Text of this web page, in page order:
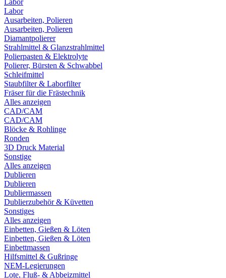
Labor
Labor
Ausarbeiten, Polieren
Ausarbeiten, Polieren
Diamantpolierer
Strahlmittel & Glanzstrahlmittel
Polierpasten & Elektrolyte
Polierer, Bürsten & Schwabbel
Schleifmittel
Staubfilter & Laborfilter
Fräser für die Frästechnik
Alles anzeigen
CAD/CAM
CAD/CAM
Blöcke & Rohlinge
Ronden
3D Druck Material
Sonstige
Alles anzeigen
Dublieren
Dublieren
Dubliermassen
Dublierzubehör & Küvetten
Sonstiges
Alles anzeigen
Einbetten, Gießen & Löten
Einbetten, Gießen & Löten
Einbettmassen
Hilfsmittel & Gußringe
NEM-Legierungen
Lote, Fluß- & Abbeizmittel